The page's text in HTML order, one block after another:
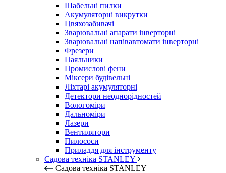
Шабельні пилки
Акумуляторні викрутки
Цвяхозабивачі
Зварювальні апарати інверторні
Зварювальні напівавтомати інверторні
Фрезери
Паяльники
Промислові фени
Міксери будівельні
Ліхтарі акумуляторні
Детектори неоднорідностей
Вологоміри
Дальноміри
Лазери
Вентилятори
Пилососи
Приладдя для інструменту
Садова техніка STANLEY
Садова техніка STANLEY